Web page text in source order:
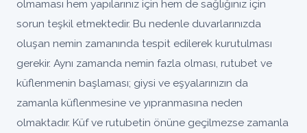
olmaması hem yapılarınız için hem de sağlığınız için
sorun teşkil etmektedir. Bu nedenle duvarlarınızda
oluşan nemin zamanında tespit edilerek kurutulması
gerekir. Aynı zamanda nemin fazla olması, rutubet ve
küflenmenin başlaması; giysi ve eşyalarınızın da
zamanla küflenmesine ve yıpranmasına neden
olmaktadır. Küf ve rutubetin önüne geçilmezse zamanla